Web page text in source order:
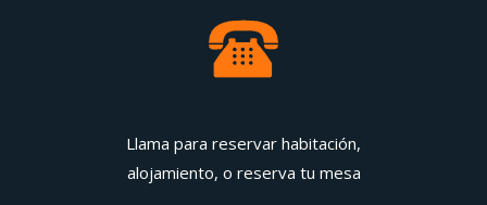
Llama para reservar habitación,
alojamiento, o reserva tu mesa